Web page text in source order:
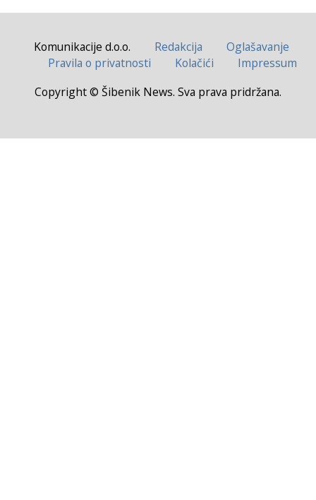
Komunikacije d.o.o. Redakcija
Oglašavanje
Pravila o privatnosti
Kolačići
Impressum
Copyright © Šibenik News. Sva prava pridržana.